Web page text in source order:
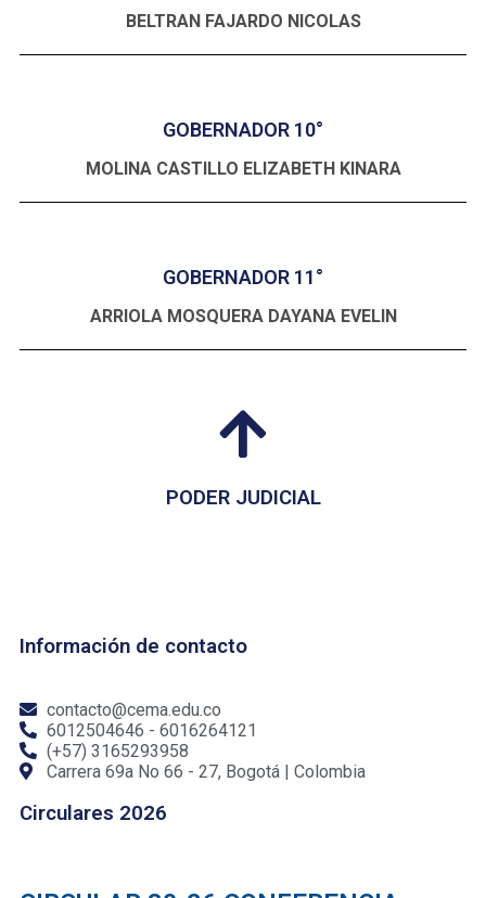
BELTRAN FAJARDO NICOLAS
GOBERNADOR 10°
MOLINA CASTILLO ELIZABETH KINARA
GOBERNADOR 11°
ARRIOLA MOSQUERA DAYANA EVELIN
PODER JUDICIAL
Información de contacto
contacto@cema.edu.co
6012504646 - 6016264121
(+57) 3165293958
Carrera 69a No 66 - 27, Bogotá | Colombia
Circulares 2026